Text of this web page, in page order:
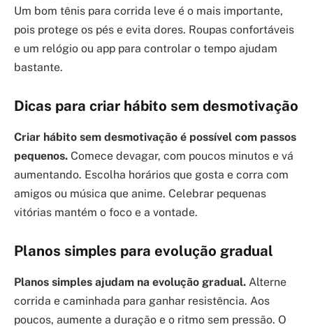
Um bom tênis para corrida leve é o mais importante,
pois protege os pés e evita dores. Roupas confortáveis
e um relógio ou app para controlar o tempo ajudam
bastante.
Dicas para criar hábito sem desmotivação
Criar hábito sem desmotivação é possível com passos
pequenos. Comece devagar, com poucos minutos e vá
aumentando. Escolha horários que gosta e corra com
amigos ou música que anime. Celebrar pequenas
vitórias mantém o foco e a vontade.
Planos simples para evolução gradual
Planos simples ajudam na evolução gradual. Alterne
corrida e caminhada para ganhar resistência. Aos
poucos, aumente a duração e o ritmo sem pressão. O